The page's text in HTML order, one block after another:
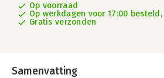
Op voorraad
Op werkdagen voor 17:00
Gratis verzonden
Samenvatting